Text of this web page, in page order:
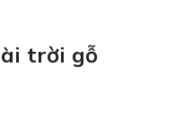
trời gỗ